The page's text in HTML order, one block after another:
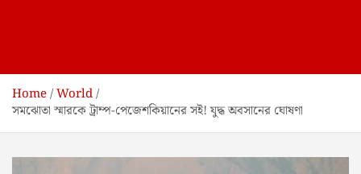
Home World
সমঝোতা স্মারকে ট্রাম্প-পেজেশকিয়ানের সই! যুদ্ধ অবসানের ঘোষণা